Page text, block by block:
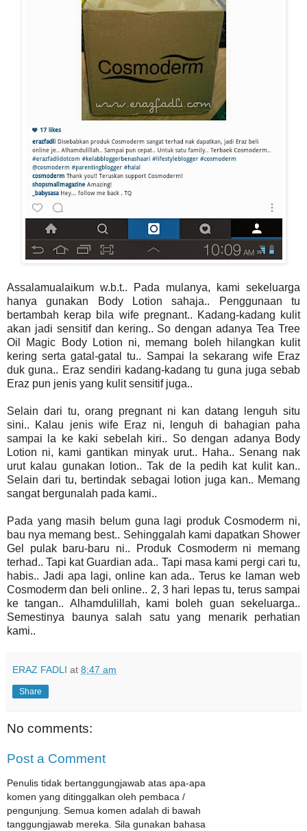
Assalamualaikum w.b.t.. Pada mulanya, kami sekeluarga
hanya gunakan Body Lotion sahaja.. Penggunaan tu
bertambah kerap bila wife pregnant.. Kadang-kadang kulit
akan jadi sensitif dan kering.. So dengan adanya Tea Tree
Oil Magic Body Lotion ni, memang boleh hilangkan kulit
kering serta gatal-gatal tu.. Sampai la sekarang wife Eraz
duk guna.. Eraz sendiri kadang-kadang tu guna juga sebab
Eraz pun jenis yang kulit sensitif juga..
Selain dari tu, orang pregnant ni kan datang lenguh situ
sini.. Kalau jenis wife Eraz ni, lenguh di bahagian paha
sampai la ke kaki sebelah kiri.. So dengan adanya Body
Lotion ni, kami gantikan minyak urut.. Haha.. Senang nak
urut kalau gunakan lotion.. Tak de la pedih kat kulit kan..
Selain dari tu, bertindak sebagai lotion juga kan.. Memang
sangat bergunalah pada kami..
Pada yang masih belum guna lagi produk Cosmoderm ni,
bau nya memang best.. Sehinggalah kami dapatkan Shower
Gel pulak baru-baru ni.. Produk Cosmoderm ni memang
terhad.. Tapi kat Guardian ada.. Tapi masa kami pergi cari tu,
habis.. Jadi apa lagi, online kan ada.. Terus ke laman web
Cosmoderm dan beli online.. 2, 3 hari lepas tu, terus sampai
ke tangan.. Alhamdulillah, kami boleh guan sekeluarga..
Semestinya baunya salah satu yang menarik perhatian
kami..
ERAZ FADLI at 8:47 am
Share
No comments:
Post a Comment
Penulis tidak bertanggungjawab atas apa-apa
komen yang ditinggalkan oleh pembaca /
pengunjung. Semua komen adalah di bawah
tanggungjawab mereka. Sila gunakan bahasa